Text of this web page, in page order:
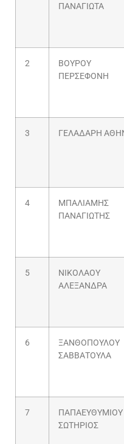
ΠΑΝΑΓΙΩΤΑ
2
ΒΟΥΡΟΥ
ΠΕΡΣΕΦΟΝΗ
3 ΓΕΛΑΔΑΡΗ
4
ΜΠΑΛΙΑΜΗΣ
ΠΑΝΑΓΙΩΤΗΣ
5
ΝΙΚΟΛΑΟΥ
ΑΛΕΞΑΝΔΡΑ
6
ΞΑΝΘΟΠΟΥΛΟΥ
ΣΑΒΒΑΤΟΥΛΑ
7
ΠΑΠΑΕΥΘΥΜΙΟΥ
ΣΩΤΗΡΙΟΣ